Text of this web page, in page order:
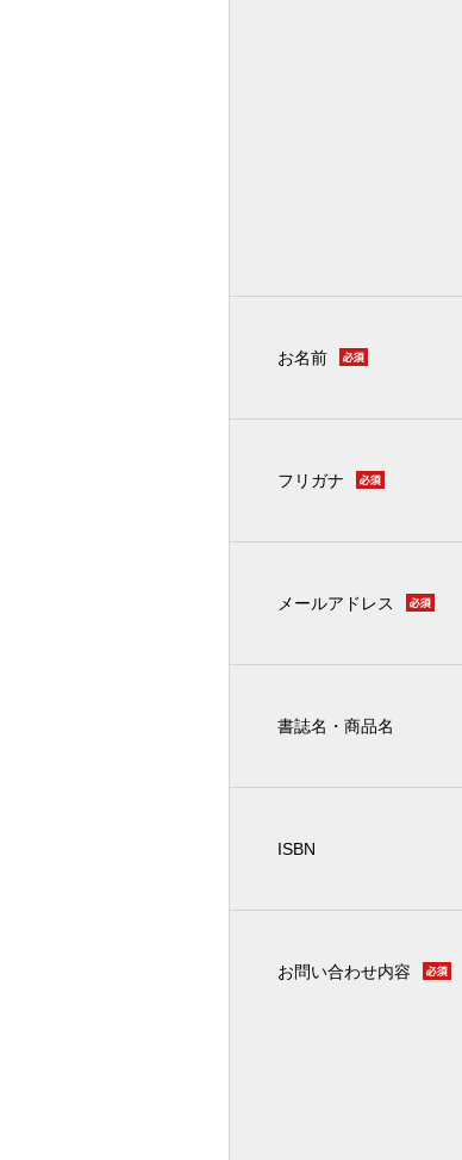
お名前
フリガナ
メールアドレス
書誌名・商品名
ISBN
お問い合わせ内容